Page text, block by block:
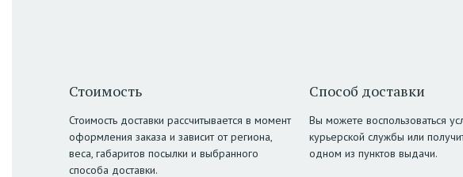
Стоимость
Стоимость доставки рассчитывается в момент
оформления заказа и зависит от региона,
веса, габаритов посылки и выбранного
способа доставки.
Способ доставки
Вы можете воспользоваться
курьерской службы или
одном из пунктов выдачи.